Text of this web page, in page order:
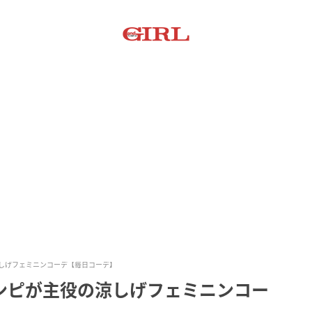
フェミニンコーデ【毎日コーデ】
が主役の涼しげフェミニンコー